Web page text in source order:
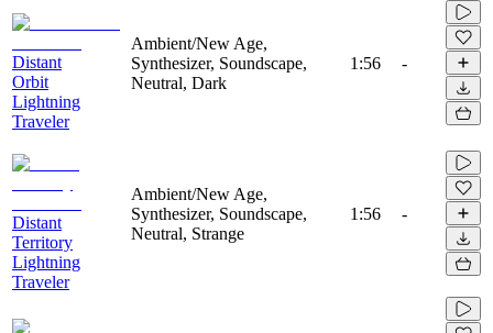
Distant
Orbit
Lightning
Traveler
Ambient/New Age,
Synthesizer, Soundscape,
Neutral, Dark
1:56 -
Distant
Territory
Lightning
Traveler
Ambient/New Age,
Synthesizer, Soundscape,
Neutral, Strange
1:56 -